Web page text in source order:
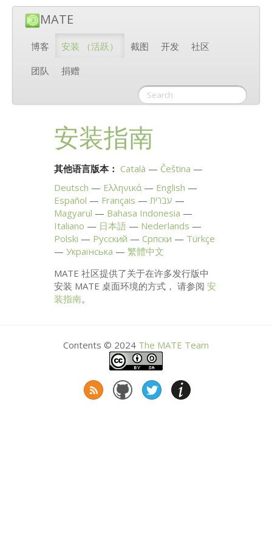
MATE
博客 安装 （活跃） 截图 开发
社区
团队
捐赠
安装指南
其他语言版本： Català
Čeština
Deutsch
Ελληνικά
English
Español
Français
עברית
Magyarul
Bahasa Indonesia
Italiano
日本語
Nederlands
Polski
Русский Српски
Türkçe
Українська
繁體中文
MATE 社区提供了关于在许多发行版中
安装 MATE 桌面环境的方式， 请参阅安
装指南。
Contents © 2024 The MATE Team